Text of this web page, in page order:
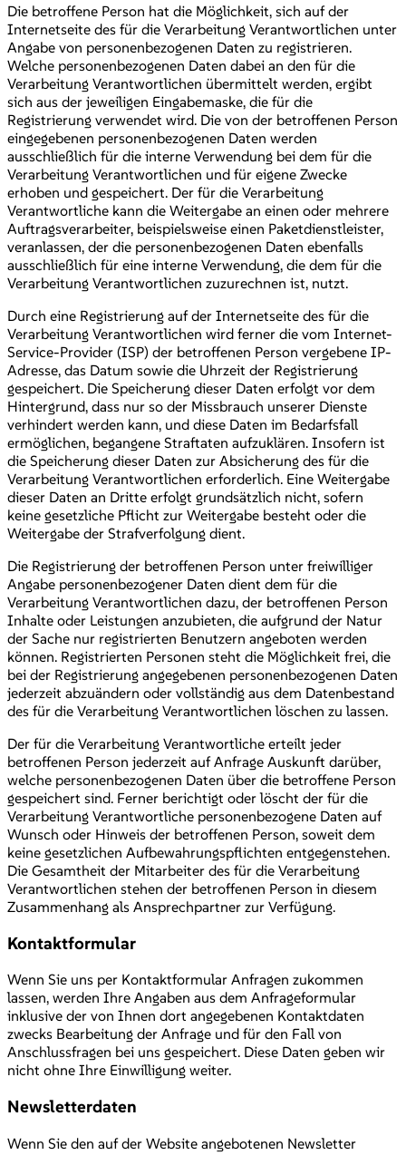
Die betroffene Person hat die Möglichkeit, sich auf der
Internetseite des für die Verarbeitung Verantwortlichen unter
Angabe von personenbezogenen Daten zu registrieren.
Welche personenbezogenen Daten dabei an den für die
Verarbeitung Verantwortlichen übermittelt werden, ergibt
sich aus der jeweiligen Eingabemaske, die für die
Registrierung verwendet wird. Die von der betroffenen Person
eingegebenen personenbezogenen Daten werden
ausschließlich für die interne Verwendung bei dem für die
Verarbeitung Verantwortlichen und für eigene Zwecke
erhoben und gespeichert. Der für die Verarbeitung
Verantwortliche kann die Weitergabe an einen oder mehrere
Auftragsverarbeiter, beispielsweise einen Paketdienstleister,
veranlassen, der die personenbezogenen Daten ebenfalls
ausschließlich für eine interne Verwendung, die dem für die
Verarbeitung Verantwortlichen zuzurechnen ist, nutzt.
Durch eine Registrierung auf der Internetseite des für die
Verarbeitung Verantwortlichen wird ferner die vom Internet-
Service-Provider (ISP) der betroffenen Person vergebene IP-
Adresse, das Datum sowie die Uhrzeit der Registrierung
gespeichert. Die Speicherung dieser Daten erfolgt vor dem
Hintergrund, dass nur so der Missbrauch unserer Dienste
verhindert werden kann, und diese Daten im Bedarfsfall
ermöglichen, begangene Straftaten aufzuklären. Insofern ist
die Speicherung dieser Daten zur Absicherung des für die
Verarbeitung Verantwortlichen erforderlich. Eine Weitergabe
dieser Daten an Dritte erfolgt grundsätzlich nicht, sofern
keine gesetzliche Pflicht zur Weitergabe besteht oder die
Weitergabe der Strafverfolgung dient.
Die Registrierung der betroffenen Person unter freiwilliger
Angabe personenbezogener Daten dient dem für die
Verarbeitung Verantwortlichen dazu, der betroffenen Person
Inhalte oder Leistungen anzubieten, die aufgrund der Natur
der Sache nur registrierten Benutzern angeboten werden
können. Registrierten Personen steht die Möglichkeit frei, die
bei der Registrierung angegebenen personenbezogenen Daten
jederzeit abzuändern oder vollständig aus dem Datenbestand
des für die Verarbeitung Verantwortlichen löschen zu lassen.
Der für die Verarbeitung Verantwortliche erteilt jeder
betroffenen Person jederzeit auf Anfrage Auskunft darüber,
welche personenbezogenen Daten über die betroffene Person
gespeichert sind. Ferner berichtigt oder löscht der für die
Verarbeitung Verantwortliche personenbezogene Daten auf
Wunsch oder Hinweis der betroffenen Person, soweit dem
keine gesetzlichen Aufbewahrungspflichten entgegenstehen.
Die Gesamtheit der Mitarbeiter des für die Verarbeitung
Verantwortlichen stehen der betroffenen Person in diesem
Zusammenhang als Ansprechpartner zur Verfügung.
Kontaktformular
Wenn Sie uns per Kontaktformular Anfragen zukommen
lassen, werden Ihre Angaben aus dem Anfrageformular
inklusive der von Ihnen dort angegebenen Kontaktdaten
zwecks Bearbeitung der Anfrage und für den Fall von
Anschlussfragen bei uns gespeichert. Diese Daten geben wir
nicht ohne Ihre Einwilligung weiter.
Newsletterdaten
Wenn Sie den auf der Website angebotenen Newsletter